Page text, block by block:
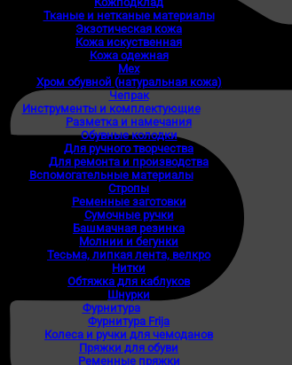
Тканые и нетканые материалы
Экзотическая кожа
Кожа искуственная
Кожа одежная
Мех
Хром обувной (натуральная кожа)
Чепрак
Инструменты и комплектующие
Разметка и намечания
Обувные колодки
Для ручного творчества
Для ремонта и производства
Вспомогательные материалы
Стропы
Ременные заготовки
Сумочные ручки
Башмачная резинка
Молнии и бегунки
Тесьма, липкая лента, велкро
Нитки
Обтяжка для каблуков
Шнурки
Фурнитура
Фурнитура Frija
Колеса и ручки для чемоданов
Пряжки для обуви
Ременные пряжки